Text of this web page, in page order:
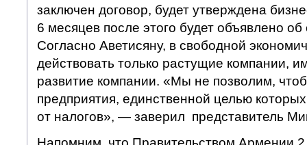
заключен договор, будет утверждена
6 месяцев после этого будет объявлено
Согласно Аветисяну, в свободной
действовать только растущие компании,
развитие компании. «Мы не позволим,
предприятия, единственной целью
от налогов», — заверил представитель